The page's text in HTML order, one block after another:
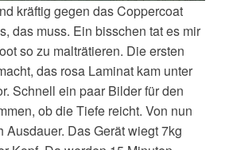
kräftig gegen das Coppercoat
das muss. Ein bisschen tat es mir
so zu malträtieren. Die ersten
das rosa Laminat kam unter
Schnell ein paar Bilder für den
ob die Tiefe reicht. Von nun
Ausdauer. Das Gerät wiegt 7kg